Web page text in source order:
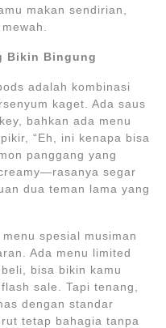
makan sendirian,
Bikin Bingung
adalah kombinasi
kaget. Ada saus
bahkan ada menu
“Eh, ini kenapa bisa
panggang yang
segar
dua teman lama yang
spesial musiman
Ada menu limited
bisa bikin kamu
sale. Tapi tenang,
dengan standar
tetap bahagia tanpa